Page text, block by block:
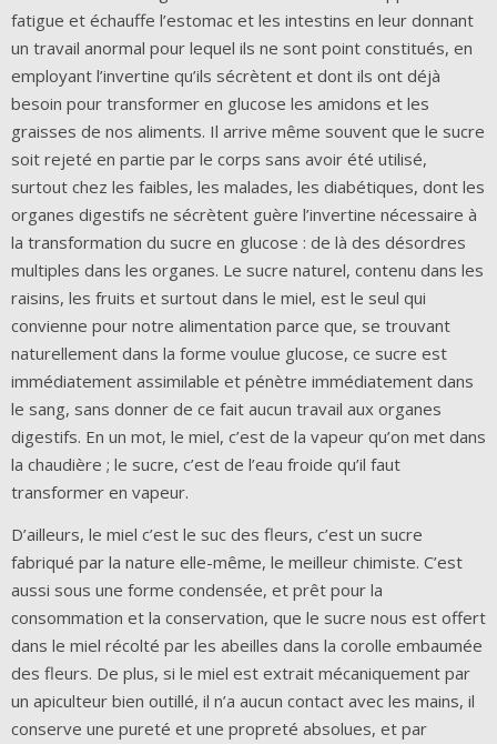
fatigue et échauffe l’estomac et les intestins en leur donnant
un travail anormal pour lequel ils ne sont point constitués, en
employant l’invertine qu’ils sécrètent et dont ils ont déjà
besoin pour transformer en glucose les amidons et les
graisses de nos aliments. Il arrive même souvent que le sucre
soit rejeté en partie par le corps sans avoir été utilisé,
surtout chez les faibles, les malades, les diabétiques, dont les
organes digestifs ne sécrètent guère l’invertine nécessaire à
la transformation du sucre en glucose : de là des désordres
multiples dans les organes. Le sucre naturel, contenu dans les
raisins, les fruits et surtout dans le miel, est le seul qui
convienne pour notre alimentation parce que, se trouvant
naturellement dans la forme voulue glucose, ce sucre est
immédiatement assimilable et pénètre immédiatement dans
le sang, sans donner de ce fait aucun travail aux organes
digestifs. En un mot, le miel, c’est de la vapeur qu’on met dans
la chaudière ; le sucre, c’est de l’eau froide qu’il faut
transformer en vapeur.
D’ailleurs, le miel c’est le suc des fleurs, c’est un sucre
fabriqué par la nature elle-même, le meilleur chimiste. C’est
aussi sous une forme condensée, et prêt pour la
consommation et la conservation, que le sucre nous est offert
dans le miel récolté par les abeilles dans la corolle embaumée
des fleurs. De plus, si le miel est extrait mécaniquement par
un apiculteur bien outillé, il n’a aucun contact avec les mains, il
conserve une pureté et une propreté absolues, et par